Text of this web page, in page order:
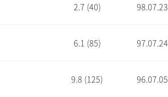
2.7 (40) 98.07.23
6.1 (85) 97.07.24
9.8 (125) 96.07.05